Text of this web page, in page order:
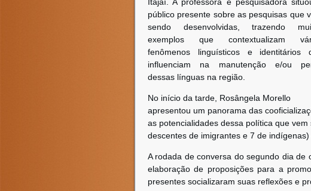
público presente sobre as pesquisas que
sendo desenvolvidas, trazendo
exemplos que contextualizam
fenômenos linguísticos e identitários
influenciam na manutenção e/ou
dessas línguas na região.
No início da tarde, Rosângela Morello
apresentou um panorama das
as potencialidades dessa política que
descentes de imigrantes e 7 de
A rodada de conversa do segundo dia
elaboração de proposições para a
presentes socializaram suas reflexões e